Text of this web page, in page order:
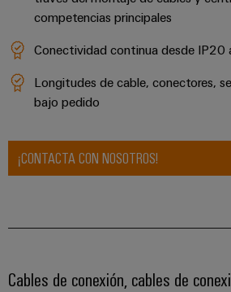
los
sectores
la
automatización
de
y
la
automatización
Garantizar
Industrial
AI
Acceso
remoto
de
Servicio
Industrial
Application
Centre
competencias principales
Conectividad continua desde IP20
Longitudes de cable, conectores,
bajo pedido
¡CONTACTA CON NOSOTROS!
Cables de conexión, cables de